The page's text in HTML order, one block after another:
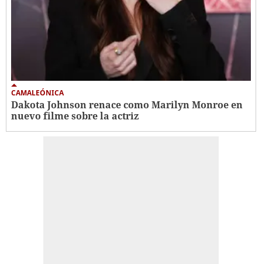
CAMALEÓNICA
Dakota Johnson renace como Marilyn Monroe en
nuevo filme sobre la actriz